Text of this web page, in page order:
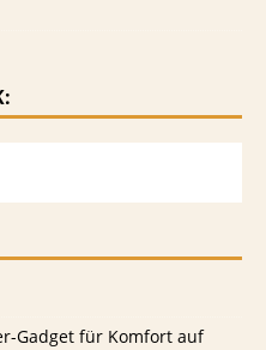
Gadget für Komfort auf